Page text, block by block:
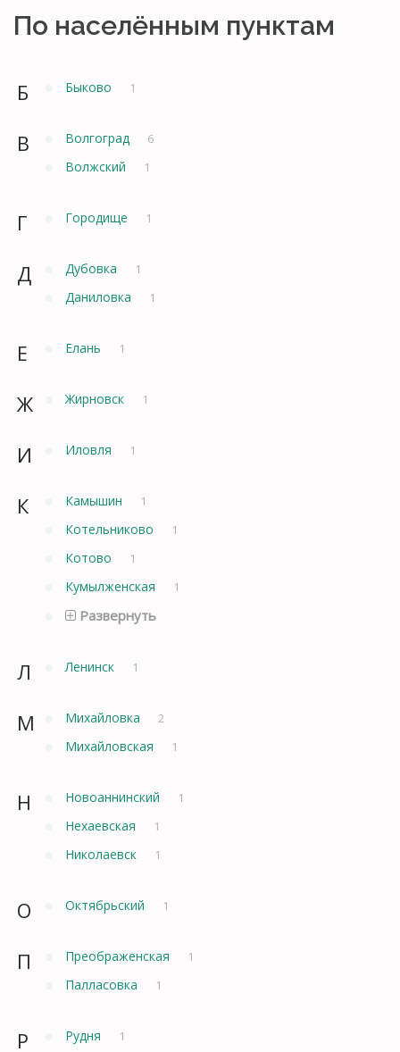
По населённым пунктам
Б Быково 1
В Волгоград 6
Волжский 1
Г Городище 1
Д Дубовка 1
Даниловка 1
Е Елань 1
Ж Жирновск 1
И Иловля 1
К Камышин 1
Котельниково 1
Котово 1
Кумылженская 1
Развернуть
Л Ленинск 1
М Михайловка 2
Михайловская 1
Н Новоаннинский 1
Нехаевская 1
Николаевск 1
О Октябрьский 1
П Преображенская 1
Палласовка 1
Р Рудня 1